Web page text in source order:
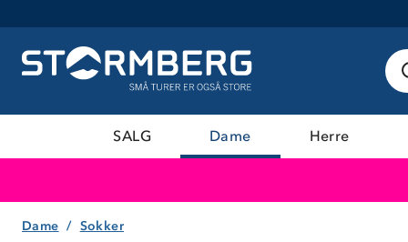
SALG Dame Herre
Dame Sokker